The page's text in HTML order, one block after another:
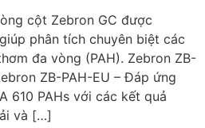
cột Zebron GC được
phân tích chuyên biệt các
đa vòng (PAH). Zebron ZB-
ZB-PAH-EU – Đáp ứng
610 PAHs với các kết quả
và […]